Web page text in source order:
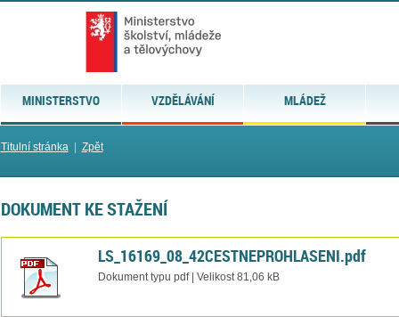
MINISTERSTVO VZDĚLÁVÁNÍ MLÁDEŽ
Titulní stránka| Zpět
DOKUMENT KE STAŽENÍ
LS_16169_08_42CESTNEPROHLASENI.pdf
Dokument typu pdf | Velikost 81,06 kB